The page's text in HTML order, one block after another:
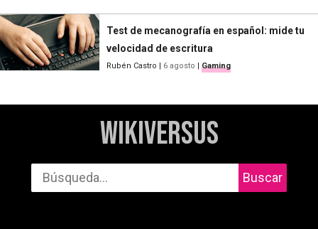
Test de mecanografía en español: mide tu
velocidad de escritura
Rubén Castro 6 agosto Gaming
WikiVersus
Buscar